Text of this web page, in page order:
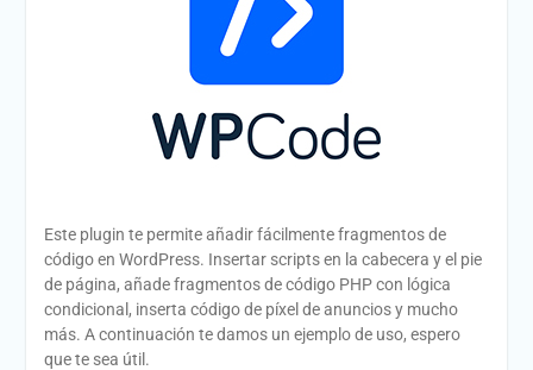
Este plugin te permite añadir fácilmente fragmentos de
código en WordPress. Insertar scripts en la cabecera y el pie
de página, añade fragmentos de código PHP con lógica
condicional, inserta código de píxel de anuncios y mucho
más. A continuación te damos un ejemplo de uso, espero
que te sea útil.